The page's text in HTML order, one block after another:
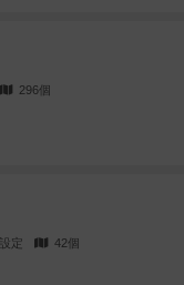
296個
定 42個